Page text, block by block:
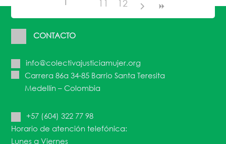
11 12
CONTACTO
info@colectivajusticiamujer.org
Carrera 86a 34-85 Barrio Santa Teresita
Medellín – Colombia
+57 (604) 322 77 98
Horario de atención telefónica:
Lunes a Viernes